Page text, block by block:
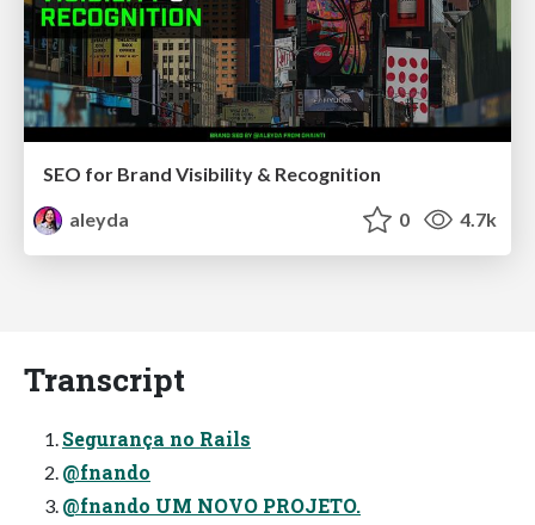
SEO for Brand Visibility & Recognition
aleyda
0 4.7k
Transcript
Segurança no Rails
@fnando
@fnando UM NOVO PROJETO.